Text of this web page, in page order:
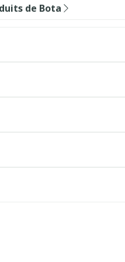
de Bota